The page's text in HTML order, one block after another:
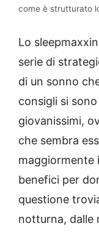
come è strutturato
Lo
serie di
di un sonno
consigli si
giovanissimi,
che sembra
maggiormente
benefici per
questione
notturna, dalle